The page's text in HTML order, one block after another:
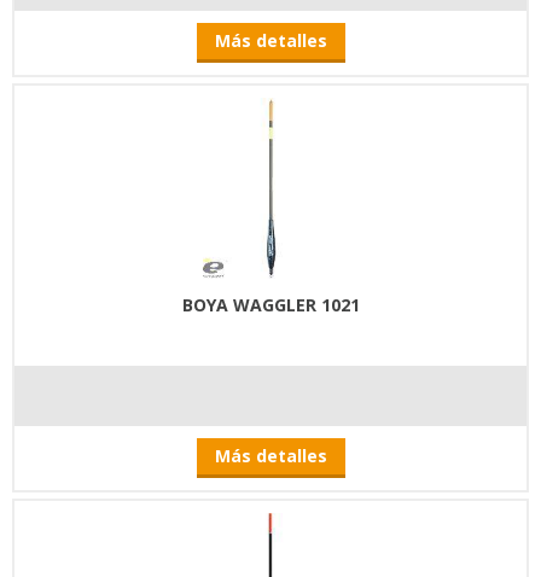
Más detalles
BOYA WAGGLER 1021
Más detalles